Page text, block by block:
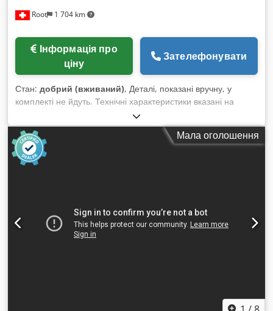
Root 1 704 km
ціну
Зателефонувати
Стан: добрий (вживаний), Деталі, показані вручну, у
комплекті не йдуть. Технічні характеристики вказані на
фото. Інструменти у дерев'яній коробці поставляються
разом з обладнанням. Dsdpfx Aewb Eptoc Uowa
Мала оголошення